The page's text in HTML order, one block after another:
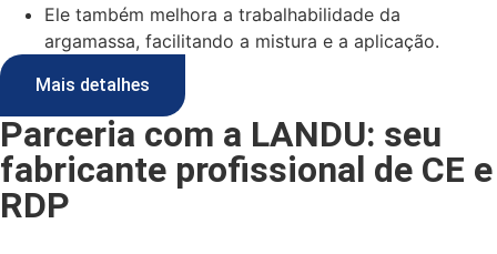
Ele também melhora a trabalhabilidade da
argamassa, facilitando a mistura e a aplicação.
Mais detalhes
Parceria com a LANDU: seu
fabricante profissional de CE e
RDP